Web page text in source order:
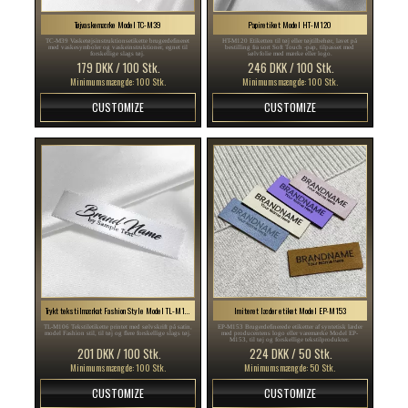
Tøjvaskemærke Model TC-M39
TC-M39 Vasketøjsinstruktionsetikette brugerdefineret
med vaskesymboler og vaskeinstruktioner, egnet til
forskellige slags tøj.
179 DKK / 100 Stk.
Minimumsmængde: 100 Stk.
CUSTOMIZE
Papiretiket Model HT-M120
HT-M120 Etiketten til tøj eller tøjtilbehør, lavet på
bestilling fra sort Soft Touch -pap, tilpasset med
sølvfolie med mærke eller logo.
246 DKK / 100 Stk.
Minimumsmængde: 100 Stk.
CUSTOMIZE
Trykt tekstilmærkat Fashion Style Model TL-M106
TL-M106 Tekstiletikette printet med sølvskrift på satin,
model Fashion stil, til tøj og flere forskellige slags tøj.
201 DKK / 100 Stk.
Minimumsmængde: 100 Stk.
CUSTOMIZE
Imiteret læder etiket Model EP-M153
EP-M153 Brugerdefinerede etiketter af syntetisk læder
med producentens logo eller varemærke Model EP-
M153, til tøj og forskellige tekstilprodukter.
224 DKK / 50 Stk.
Minimumsmængde: 50 Stk.
CUSTOMIZE